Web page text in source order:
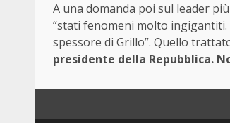
A una domanda poi sul leader
“stati fenomeni molto ingigantiti.
spessore di Grillo”. Quello
presidente della Repubblica.